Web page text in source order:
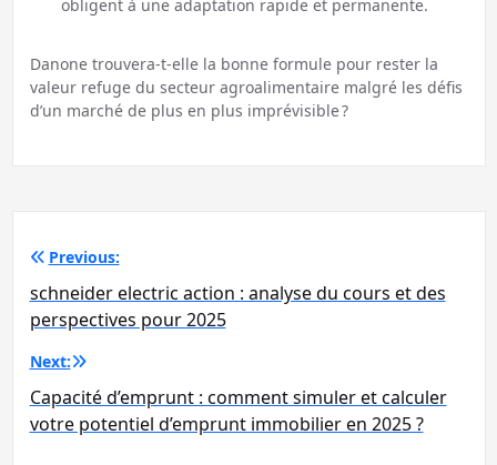
obligent à une adaptation rapide et permanente.
Danone trouvera-t-elle la bonne formule pour rester la
valeur refuge du secteur agroalimentaire malgré les défis
d’un marché de plus en plus imprévisible ?
Navigation
de
l’article
Previous:
schneider electric action : analyse du cours et des
perspectives pour 2025
Next:
Capacité d’emprunt : comment simuler et calculer
votre potentiel d’emprunt immobilier en 2025 ?